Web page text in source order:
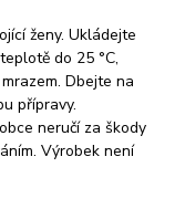
ženy. Ukládejte
do 25 °C,
Dbejte na
přípravy.
neručí za škody
Výrobek není